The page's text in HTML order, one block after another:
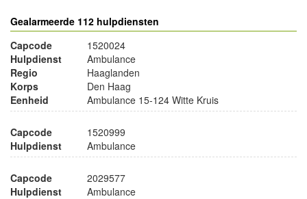
Gealarmeerde 112 hulpdiensten
Capcode
1520024
Hulpdienst
Ambulance
Regio
Haaglanden
Korps
Den Haag
Eenheid
Ambulance 15-124 Witte Kruis
Capcode
1520999
Hulpdienst
Ambulance
Capcode
2029577
Hulpdienst
Ambulance